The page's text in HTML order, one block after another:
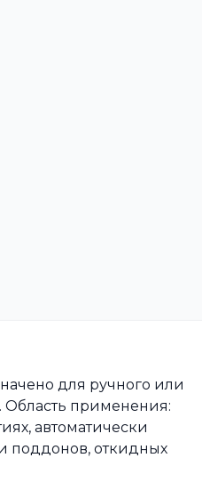
для ручного или
применения:
автоматически
поддонов, откидных